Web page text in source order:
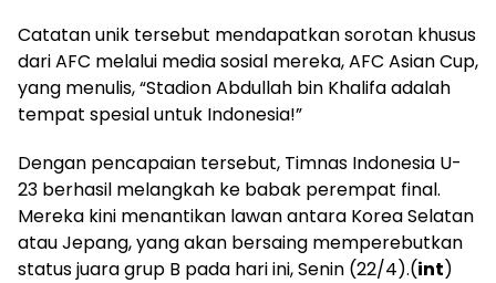
Catatan unik tersebut mendapatkan sorotan khusus
dari AFC melalui media sosial mereka, AFC Asian Cup,
yang menulis, “Stadion Abdullah bin Khalifa adalah
tempat spesial untuk Indonesia!”
Dengan pencapaian tersebut, Timnas Indonesia U-
23 berhasil melangkah ke babak perempat final.
Mereka kini menantikan lawan antara Korea Selatan
atau Jepang, yang akan bersaing memperebutkan
status juara grup B pada hari ini, Senin (22/4).(int)